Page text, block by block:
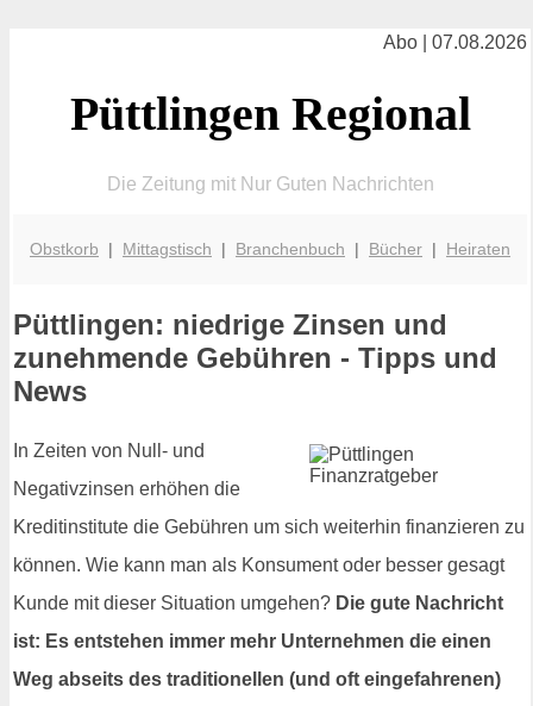
Abo | 07.08.2026
Püttlingen Regional
Die Zeitung mit Nur Guten Nachrichten
Obstkorb | Mittagstisch | Branchenbuch | Bücher | Heiraten
Püttlingen: niedrige Zinsen und
zunehmende Gebühren - Tipps und
News
In Zeiten von Null- und
Negativzinsen erhöhen die
Kreditinstitute die Gebühren um sich weiterhin finanzieren zu
können. Wie kann man als Konsument oder besser gesagt
Kunde mit dieser Situation umgehen? Die gute Nachricht
ist: Es entstehen immer mehr Unternehmen die einen
Weg abseits des traditionellen (und oft eingefahrenen)